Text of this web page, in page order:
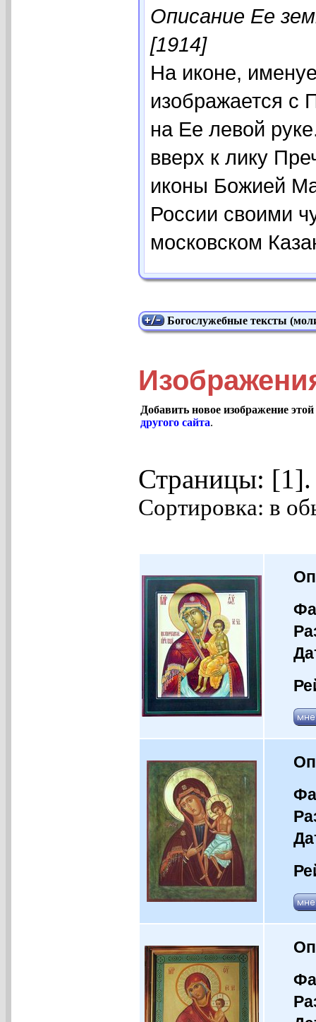
Описание Ее
[1914]
На иконе,
изображается
на Ее левой
вверх к лику
иконы Божией
России своими
московском
Богослужебные тексты
Добавить новое изображение
другого сайта.
Страницы:
Сортировка: в